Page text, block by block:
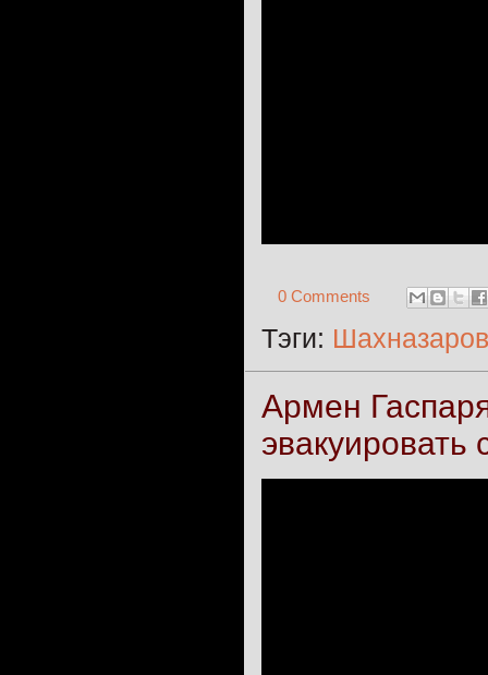
0 Comments
Тэги: Шахназаров
Армен
эвакуировать